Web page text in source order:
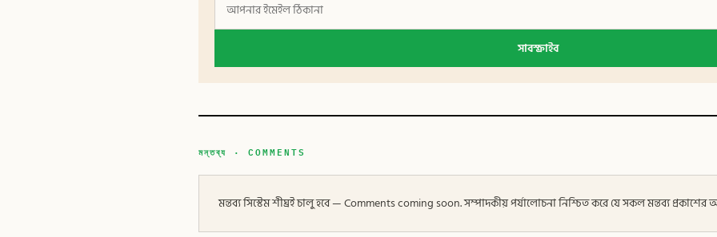
সাবস্ক্রাইব
মন্তব্য · COMMENTS
মন্তব্য সিস্টেম শীঘ্রই চালু হবে — Comments coming soon. সম্পাদকীয় পর্যালোচনা নিশ্চিত করে যে সকল মন্তব্য